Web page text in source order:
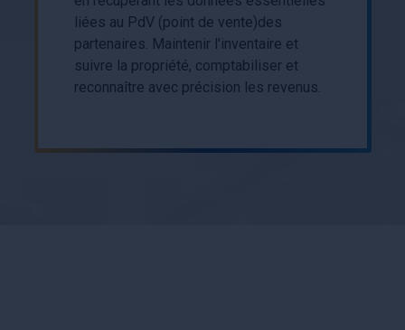
liées au PdV (point de vente)des
partenaires. Maintenir l'inventaire et
suivre la propriété, comptabiliser et
reconnaître avec précision les revenus.